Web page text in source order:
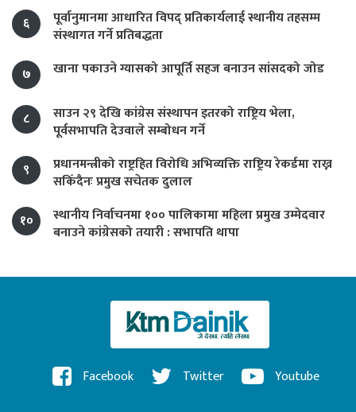
६
पूर्वानुमानमा आधारित विपद् प्रतिकार्यलाई स्थानीय तहसम्म
संस्थागत गर्ने प्रतिबद्धता
७
खाना पकाउने ग्यासको आपूर्ति सहज बनाउन सांसदको जोड
८
साउन २९ देखि कांग्रेस संस्थापन इतरको राष्ट्रिय भेला,
पूर्वसभापति देउवाले सम्बोधन गर्ने
९
प्रधानमन्त्रीको राष्ट्रहित विरोधि अभिव्यक्ति राष्ट्रिय रेकर्डमा राख्न
सकिँदैनः प्रमुख सचेतक दुलाल
१०
स्थानीय निर्वाचनमा १०० पालिकामा महिला प्रमुख उम्मेदवार
बनाउने कांग्रेसको तयारी : सभापति थापा
Facebook Twitter Youtube